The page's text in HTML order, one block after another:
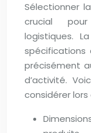
Sélectionner
crucial
logistiques.
spécifications
précisément
d’activité.
considérer